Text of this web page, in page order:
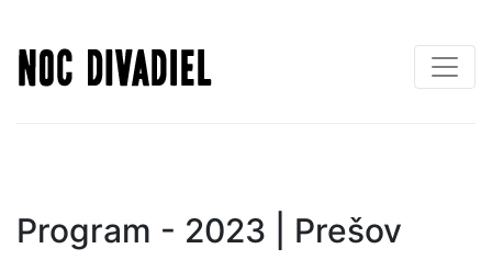
na
hlavný
Program - 2023 | Prešov